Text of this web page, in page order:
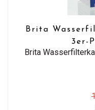
Brita
3er-
Brita